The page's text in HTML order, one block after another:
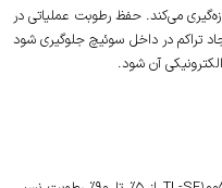
می‌کند. حفظ رطوبت عملیاتی در
تراکم در داخل سوئیچ جلوگیری شود
آن شود.